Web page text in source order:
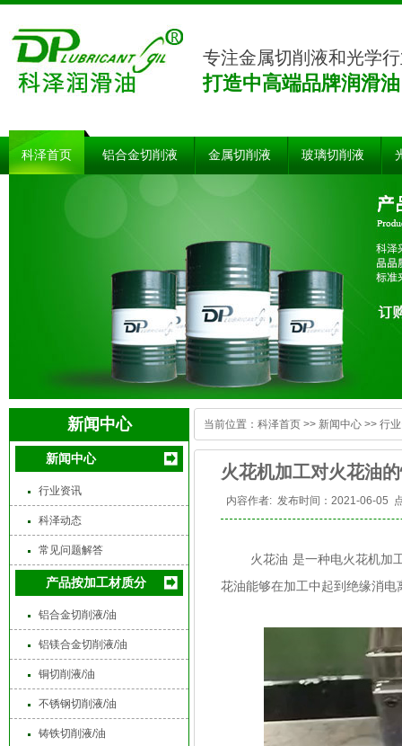
专注金属切削液和光学
打造中高端品牌润滑
科泽首页 铝合金切削液 金属切削液 玻璃切削液
新闻中心
新闻中心
行业资讯
科泽动态
常见问题解答
产品按加工材质分
铝合金切削液/油
铝镁合金切削液/油
铜切削液/油
不锈钢切削液/油
铸铁切削液/油
当前位置： 科泽首页 >> 新闻中心 >> 行
火花机加工对火花油
内容作者: 发布时间：2021-06-05
火花油 是一种电火花机加
花油能够在加工中起到绝缘消